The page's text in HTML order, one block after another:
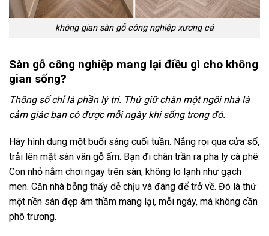
không gian sàn gỗ công nghiệp xương cá
Sàn gỗ công nghiệp mang lại điều gì cho không
gian sống?
Thông số chỉ là phần lý trí. Thứ giữ chân một ngôi nhà là
cảm giác bạn có được mỗi ngày khi sống trong đó.
Hãy hình dung một buổi sáng cuối tuần. Nắng rọi qua cửa sổ,
trải lên mặt sàn vân gỗ ấm. Bạn đi chân trần ra pha ly cà phê.
Con nhỏ nằm chơi ngay trên sàn, không lo lạnh như gạch
men. Căn nhà bỗng thấy dễ chịu và đáng để trở về. Đó là thứ
một nền sàn đẹp âm thầm mang lại, mỗi ngày, mà không cần
phô trương.